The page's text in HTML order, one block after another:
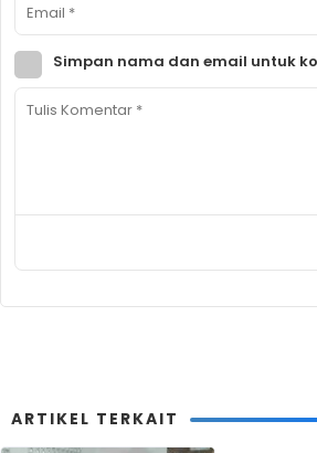
Simpan nama dan email untuk
ARTIKEL TERKAIT